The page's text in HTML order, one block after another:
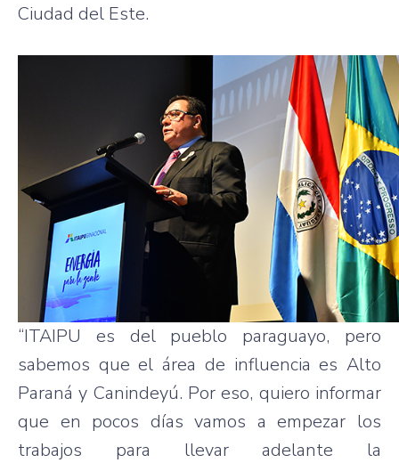
Ciudad del Este.
“ITAIPU es del pueblo paraguayo, pero
sabemos que el área de influencia es Alto
Paraná y Canindeyú. Por eso, quiero informar
que en pocos días vamos a empezar los
trabajos para llevar adelante la